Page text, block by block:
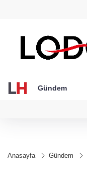
Gündem
Anasayfa Gündem